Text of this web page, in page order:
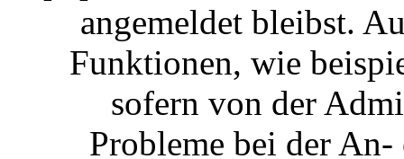
angemeldet bleibst.
Funktionen, wie
sofern von der
Probleme bei der